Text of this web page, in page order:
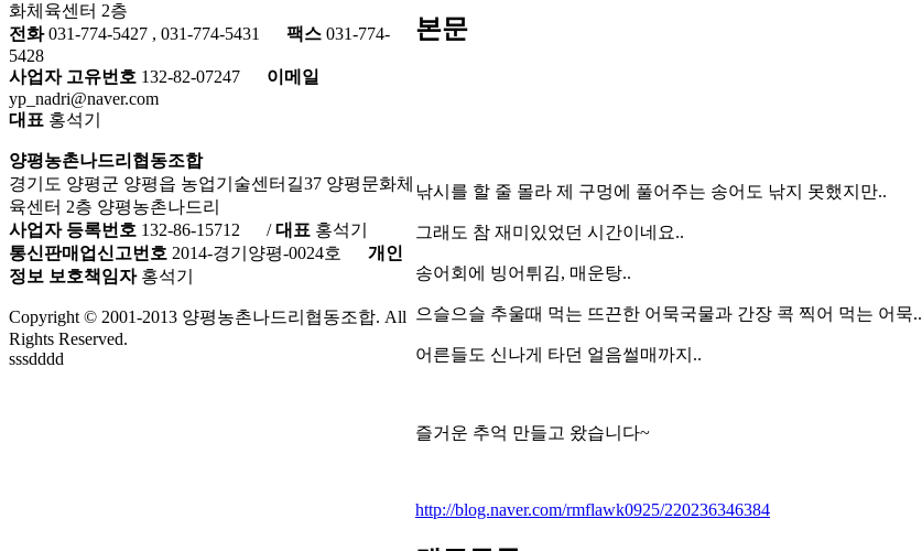
본문
낚시를 할 줄 몰라 제 구멍에 풀어주는 송어도 낚지 못했지만..
그래도 참 재미있었던 시간이네요..
송어회에 빙어튀김, 매운탕..
으슬으슬 추울때 먹는 뜨끈한 어묵국물과 간장 콕 찍어 먹는 어묵..
어른들도 신나게 타던 얼음썰매까지..
즐거운 추억 만들고 왔습니다~
http://blog.naver.com/rmflawk0925/220236346384
화체육센터 2층
전화031-774-5427 , 031-774-5431 팩스 031-774-
5428
사업자 고유번호 132-82-07247
이메일
yp_nadri@naver.com
대표 홍석기
양평농촌나드리협동조합
경기도 양평군 양평읍 농업기술센터길37 양평문화체
육센터 2층 양평농촌나드리
사업자 등록번호 132-86-15712 /대표 홍석기
통신판매업신고번호 2014-경기양평-0024호
개인
정보 보호책임자홍석기
Copyright © 2001-2013 양평농촌나드리협동조합. All
Rights Reserved.
sssdddd